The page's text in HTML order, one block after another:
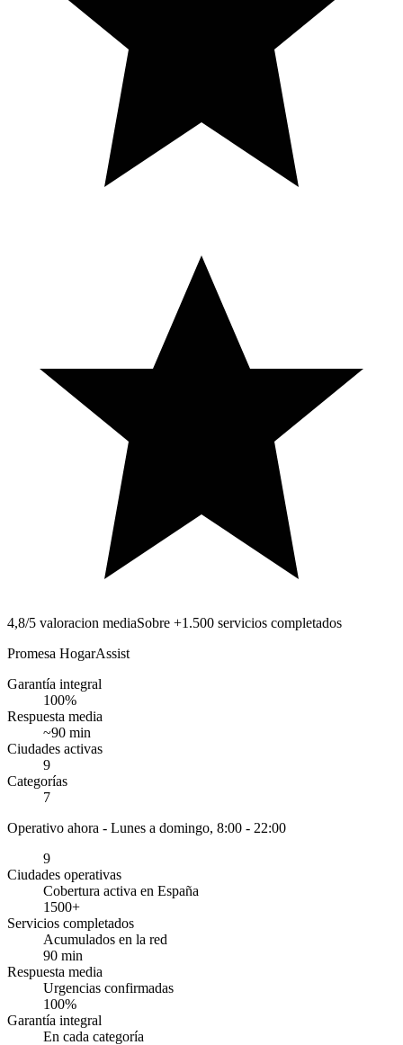
4,8/5 valoracion mediaSobre +1.500 servicios completados
Promesa HogarAssist
Garantía integral
100%
Respuesta media
~90 min
Ciudades activas
9
Categorías
7
Operativo ahora - Lunes a domingo, 8:00 - 22:00
9
Ciudades operativas
Cobertura activa en España
1500+
Servicios completados
Acumulados en la red
90 min
Respuesta media
Urgencias confirmadas
100%
Garantía integral
En cada categoría